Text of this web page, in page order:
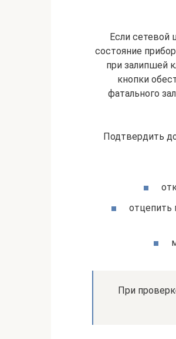
Если сетевой
состояние
при залипшей
кнопки
фатального
Подтвердить
отцепить
При